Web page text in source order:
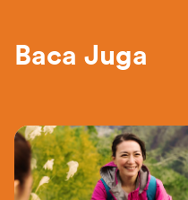
Baca Juga